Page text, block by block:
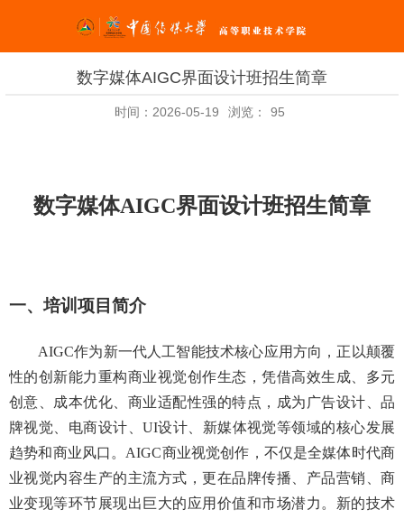
数字媒体AIGC界面设计班招生简章
时间：2026-05-19 浏览： 95
数字媒体AIGC界面设计班招生简章
一、培训项目简介
AIGC作为新一代人工智能技术核心应用方向，正以颠覆
性的创新能力重构商业视觉创作生态，凭借高效生成、多元
创意、成本优化、商业适配性强的特点，成为广告设计、品
牌视觉、电商设计、UI设计、新媒体视觉等领域的核心发展
趋势和商业风口。AIGC商业视觉创作，不仅是全媒体时代商
业视觉内容生产的主流方式，更在品牌传播、产品营销、商
业变现等环节展现出巨大的应用价值和市场潜力。新的技术